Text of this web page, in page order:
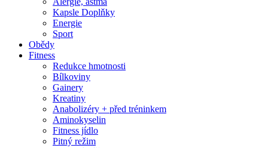
Kapsle Doplňky
Energie
Sport
Obědy
Fitness
Redukce hmotnosti
Bílkoviny
Gainery
Kreatiny
Anabolizéry + před tréninkem
Aminokyselin
Fitness jídlo
Pitný režim